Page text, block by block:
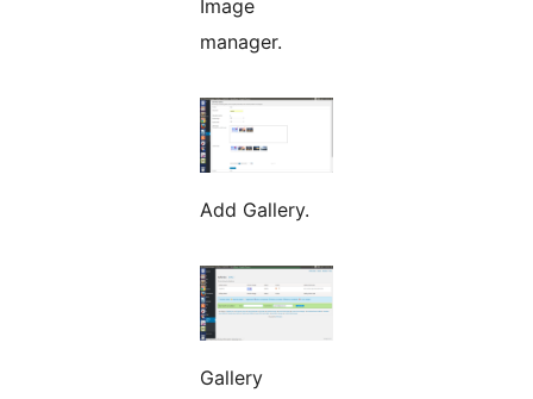
Image
manager.
Add Gallery.
Gallery